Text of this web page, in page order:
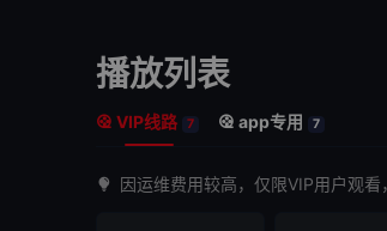
播放列表
VIP线路 7 app专用 7
因运维费用较高，仅限VIP用户观看